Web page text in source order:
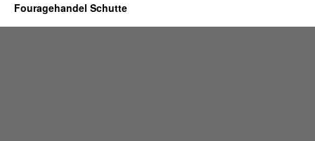
Fouragehandel Schutte